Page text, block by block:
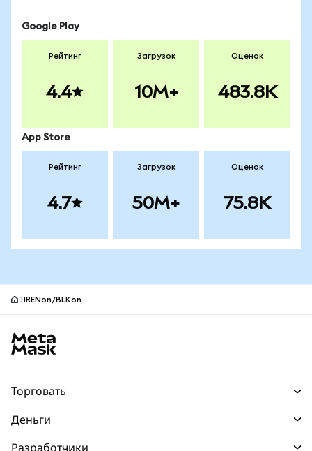
Google Play
Рейтинг
4.4
Загрузок
10M+
Оценок
483.8K
App Store
Рейтинг
4.7
Загрузок
50M+
Оценок
75.8K
IRENon/BLKon
Торговать
Деньги
Разработчики